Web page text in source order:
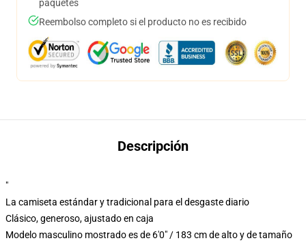
paquetes
Reembolso completo si el producto no es recibido
Descripción
"
La camiseta estándar y tradicional para el desgaste diario
Clásico, generoso, ajustado en caja
Modelo masculino mostrado es de 6'0" / 183 cm de alto y de tamaño